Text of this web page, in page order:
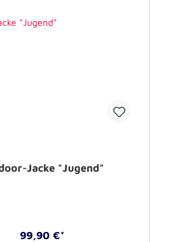
Jacke "Jugend"
99,90 €*